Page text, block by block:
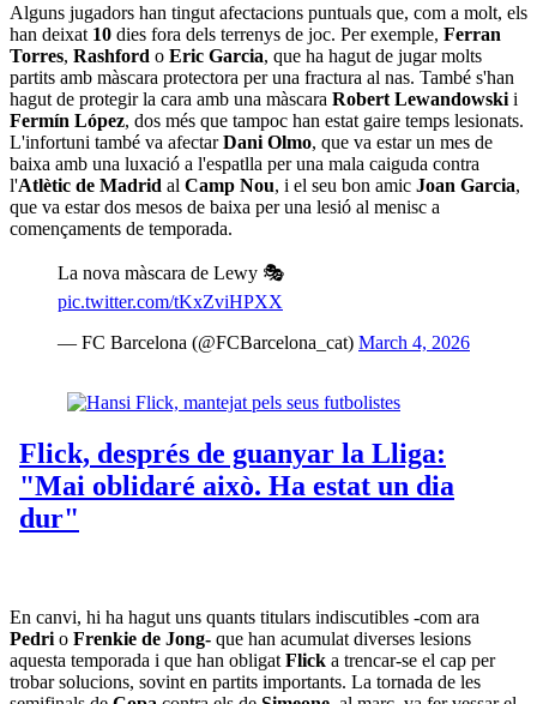
Alguns jugadors han tingut afectacions puntuals que, com a molt, els
han deixat 10 dies fora dels terrenys de joc. Per exemple, Ferran
Torres, Rashford o Eric Garcia, que ha hagut de jugar molts
partits amb màscara protectora per una fractura al nas. També s'han
hagut de protegir la cara amb una màscara Robert Lewandowski i
Fermín López, dos més que tampoc han estat gaire temps lesionats.
L'infortuni també va afectarDani Olmo, que va estar un mes de
baixa amb una luxació a l'espatlla per una mala caiguda contra
l'Atlètic de Madrid al Camp Nou, i el seu bon amic Joan Garcia,
que va estar dos mesos de baixa per una lesió al menisc a
començaments de temporada.
La nova màscara de Lewy 🎭
pic.twitter.com/tKxZviHPXX
— FC Barcelona (@FCBarcelona_cat) March 4, 2026
En canvi, hi ha hagut uns quants titulars indiscutibles -com ara
Pedri o Frenkie de Jong- que han acumulat diverses lesions
aquesta temporada i que han obligat Flick a trencar-se el cap per
trobar solucions, sovint en partits importants. La tornada de les